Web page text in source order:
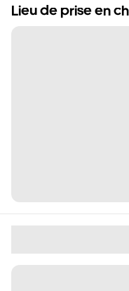
Lieu de prise en